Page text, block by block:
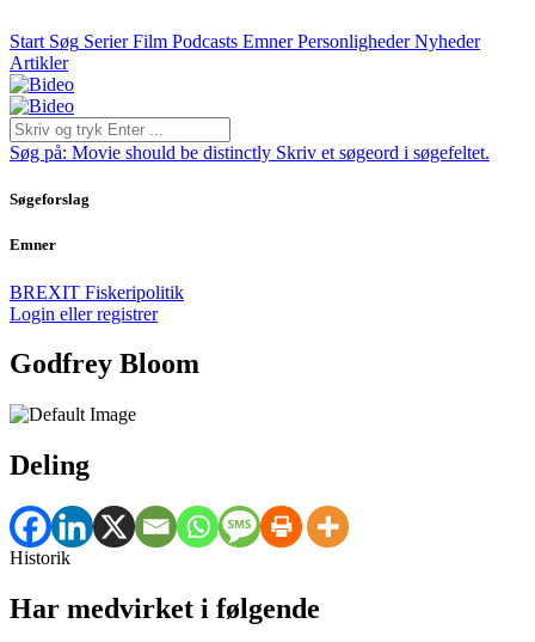
Start Søg Serier Film Podcasts Emner Personligheder Nyheder
Artikler
Søg på: Movie should be distinctly Skriv et søgeord i søgefeltet.
Søgeforslag
Emner
BREXIT Fiskeripolitik
Login eller registrer
Godfrey Bloom
Deling
Historik
Har medvirket i følgende